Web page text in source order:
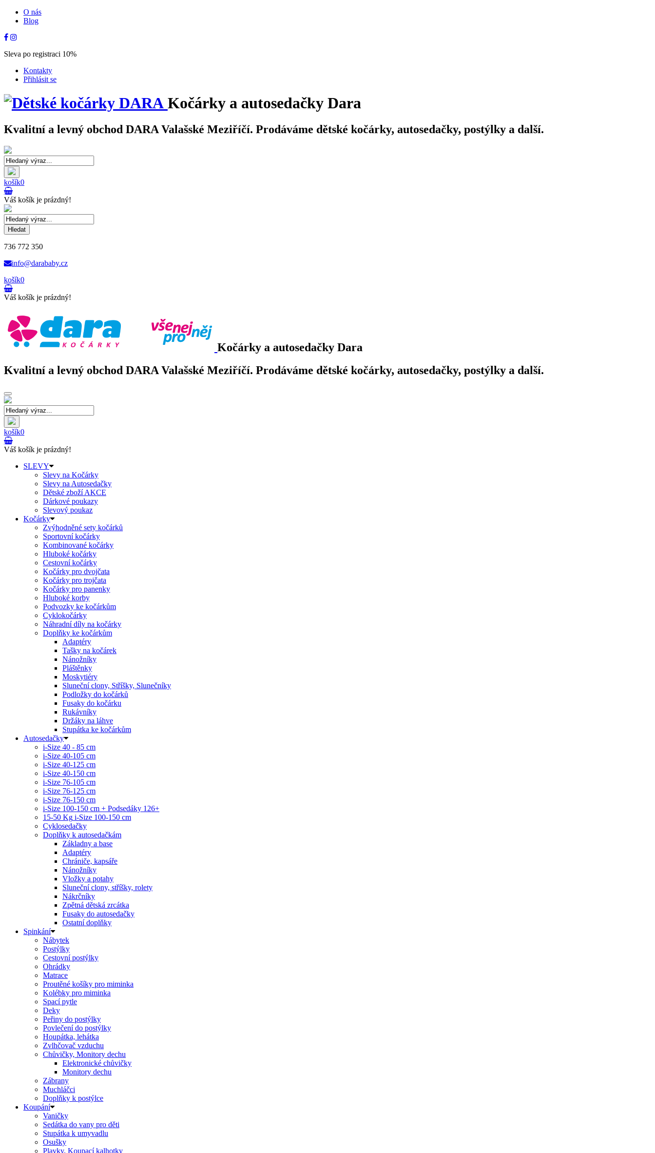
O nás
Blog
Sleva po registraci 10%
Kontakty
Přihlásit se
Kočárky a autosedačky Dara
Kvalitní a levný obchod DARA Valašské Meziříčí. Prodáváme dětské kočárky, autosedačky, postýlky a další.
košík0
Váš košík je prázdný!
Hledat
736 772 350
info@darababy.cz
košík0
Váš košík je prázdný!
Kočárky a autosedačky Dara
Kvalitní a levný obchod DARA Valašské Meziříčí. Prodáváme dětské kočárky, autosedačky, postýlky a další.
Toggle
navigation
košík0
Váš košík je prázdný!
SLEVY
Slevy na Kočárky
Slevy na Autosedačky
Dětské zboží AKCE
Dárkové poukazy
Slevový poukaz
Kočárky
Zvýhodněné sety kočárků
Sportovní kočárky
Kombinované kočárky
Hluboké kočárky
Cestovní kočárky
Kočárky pro dvojčata
Kočárky pro trojčata
Kočárky pro panenky
Hluboké korby
Podvozky ke kočárkům
Cyklokočárky
Náhradní díly na kočárky
Doplňky ke kočárkům
Adaptéry
Tašky na kočárek
Nánožníky
Pláštěnky
Moskytiéry
Sluneční clony, Stříšky, Slunečníky
Podložky do kočárků
Fusaky do kočárku
Rukávníky
Držáky na láhve
Stupátka ke kočárkům
Autosedačky
i-Size 40 - 85 cm
i-Size 40-105 cm
i-Size 40-125 cm
i-Size 40-150 cm
i-Size 76-105 cm
i-Size 76-125 cm
i-Size 76-150 cm
i-Size 100-150 cm + Podsedáky 126+
15-50 Kg i-Size 100-150 cm
Cyklosedačky
Doplňky k autosedačkám
Základny a base
Adaptéry
Chrániče, kapsáře
Nánožníky
Vložky a potahy
Sluneční clony, stříšky, rolety
Nákrčníky
Zpětná dětská zrcátka
Fusaky do autosedačky
Ostatní doplňky
Spinkání
Nábytek
Postýlky
Cestovní postýlky
Ohrádky
Matrace
Proutěné košíky pro miminka
Kolébky pro miminka
Spací pytle
Deky
Peřiny do postýlky
Povlečení do postýlky
Houpátka, lehátka
Zvlhčovač vzduchu
Chůvičky, Monitory dechu
Elektronické chůvičky
Monitory dechu
Zábrany
Muchláčci
Doplňky k postýlce
Koupání
Vaničky
Sedátka do vany pro děti
Stupátka k umyvadlu
Osušky
Plavky, Koupací kalhotky